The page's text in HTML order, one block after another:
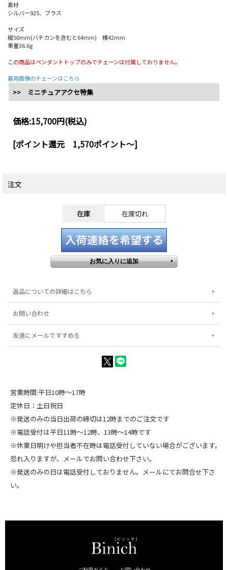
素材
シルバー925、ブラス
サイズ
縦50mm(バチカンを含むと64mm) 横42mm
重量36.6g
この商品はペンダントトップのみでチェーンは付属しておりません。
着用画像のチェーンはこちら
>> ミニチュアアクセ特集
価格:15,700円(税込)
[ポイント還元 1,570ポイント～]
注文
在庫 在庫切れ
返品についての詳細はこちら
お問い合わせ
友達にメールですすめる
営業時間:平日10時～17時
定休日：土日祝日
※発送のみの当日出荷の締切は12時までのご注文です
※電話受付は平日11時～12時、13時～14時です
※休業日明けや担当者不在時は電話受付していない場合がございます。
恐れ入りますが、メールでお問い合わせ下さい。
※発送のみの日は電話受付しておりません。メールにてお問合せ下さ
い。